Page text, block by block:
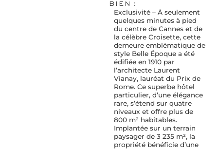
BIEN :
Exclusivité – À seulement
quelques minutes à pied
du centre de Cannes et de
la célèbre Croisette, cette
demeure emblématique de
style Belle Époque a été
édifiée en 1910 par
l’architecte Laurent
Vianay, lauréat du Prix de
Rome. Ce superbe hôtel
particulier, d’une élégance
rare, s’étend sur quatre
niveaux et offre plus de
800 m² habitables.
Implantée sur un terrain
paysager de 3 235 m², la
propriété bénéficie d’une